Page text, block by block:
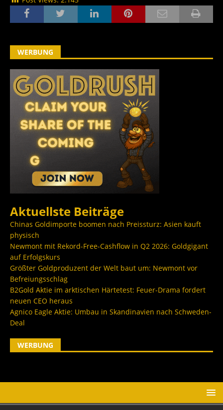
WERBUNG
Aktuellste Beiträge
Chinas Goldimporte boomen nach Preissturz: Asien kauft
physisch
Newmont mit Rekord-Free-Cashflow in Q2 2026: Goldgigant
auf Erfolgskurs
Größter Goldproduzent der Welt baut um: Newmont vor
Befreiungsschlag
B2Gold Aktie im arktischen Härtetest: Feuer-Drama fordert
neuen CEO heraus
Agnico Eagle Aktie: Umbau in Skandinavien nach Schweden-
Deal
WERBUNG